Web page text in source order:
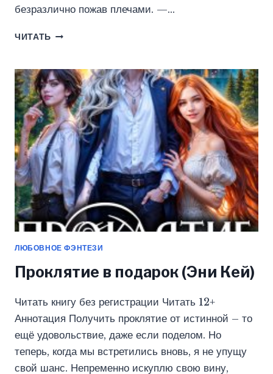
безразлично пожав плечами. —…
ЧИТАТЬ ЗОЛУШКА.
(ЭНИ
КЕЙ)
ЛЮБОВНОЕ ФЭНТЕЗИ
Проклятие в подарок (Эни Кей)
Читать книгу без регистрации Читать 12+
Аннотация Получить проклятие от истинной – то
ещё удовольствие, даже если поделом. Но
теперь, когда мы встретились вновь, я не упущу
свой шанс. Непременно искуплю свою вину,